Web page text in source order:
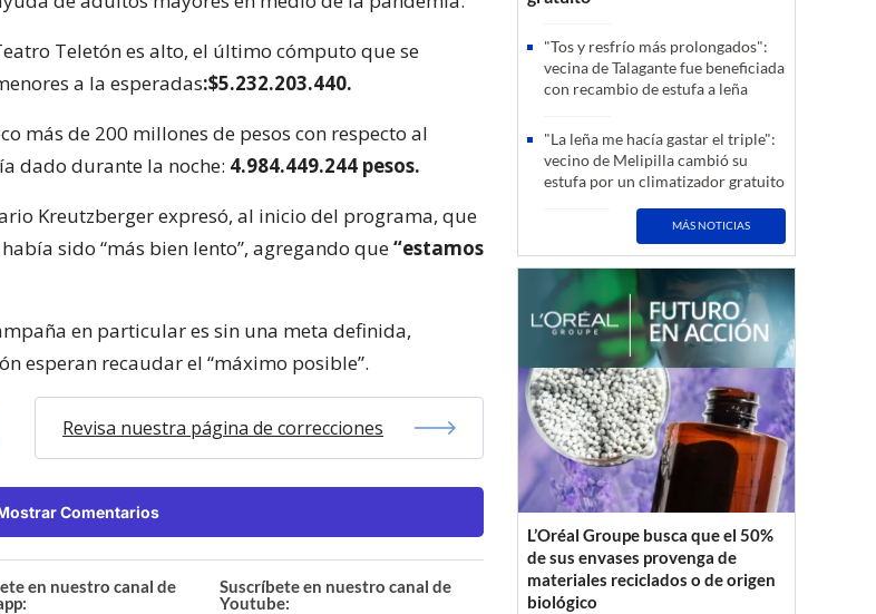
Teletón es alto, el último cómputo que se
a la esperadas:$5.232.203.440.
más de 200 millones de pesos con respecto al
dado durante la noche: 4.984.449.244 pesos.
Kreutzberger expresó, al inicio del programa, que
sido “más bien lento”, agregando que“estamos
en particular es sin una meta definida,
esperan recaudar el “máximo posible”.
Revisa nuestra página de correcciones
Comentarios
en nuestro canal de
Suscríbete en nuestro canal de
Youtube:
"Tos y resfrío más prolongados":
vecina de Talagante fue beneficiada
con recambio de estufa a leña
"La leña me hacía gastar el triple":
vecino de Melipilla cambió su
estufa por un climatizador gratuito
MÁS NOTICIAS
L’Oréal Groupe busca que el 50%
de sus envases provenga de
materiales reciclados o de origen
biológico